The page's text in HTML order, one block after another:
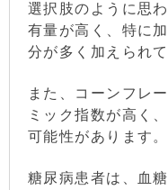
選択肢のように思
有量が高く、特に
分が多く加えられ
また、コーンフレ
ミック指数が高く
可能性があります。
糖尿病患者は、血